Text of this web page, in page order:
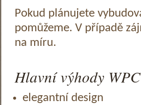
Pokud plánujete
pomůžeme. V případě
na míru.
Hlavní výhody
elegantní design